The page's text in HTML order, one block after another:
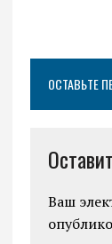
ОСТАВЬТЕ
Ваш